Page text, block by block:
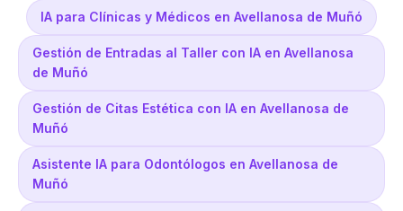
IA para Clínicas y Médicos en Avellanosa de Muñó
Gestión de Entradas al Taller con IA en Avellanosa
de Muñó
Gestión de Citas Estética con IA en Avellanosa de
Muñó
Asistente IA para Odontólogos en Avellanosa de
Muñó